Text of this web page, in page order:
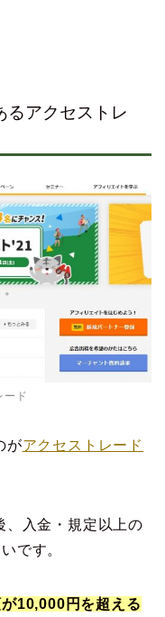
るアクセストレ
ード
がアクセストレード
、入金・規定以上の
です。
10,000円を超える